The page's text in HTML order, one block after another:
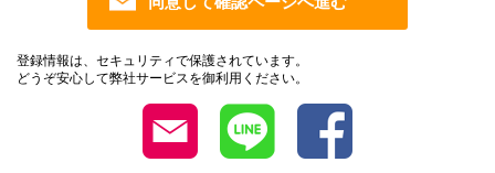
登録情報は、セキュリティで保護されています。
どうぞ安心して弊社サービスを御利用ください。